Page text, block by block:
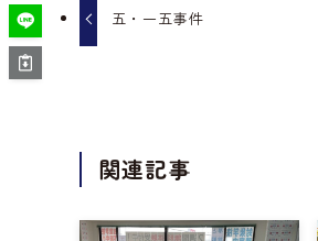
五・一五事件
関連記事